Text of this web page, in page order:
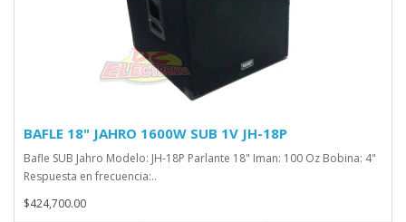
BAFLE 18" JAHRO 1600W SUB 1V JH-18P
Bafle SUB Jahro Modelo: JH-18P Parlante 18" Iman: 100 Oz Bobina: 4"
Respuesta en frecuencia:..
$424,700.00